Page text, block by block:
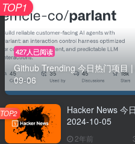
15. GUDSHO
17. API Labz - Deep
18. Recooty AI
19. Lexo
20. JobQuest Resume
15. GUDSHO
17. API Labz - Deep
18. Recooty AI
19. Lexo
20. JobQuest Resume
427人已阅读
Github Trending 今日热门项目
09-06
TOP1
Hacker News 今
2024-10-05
2年前
TOP2